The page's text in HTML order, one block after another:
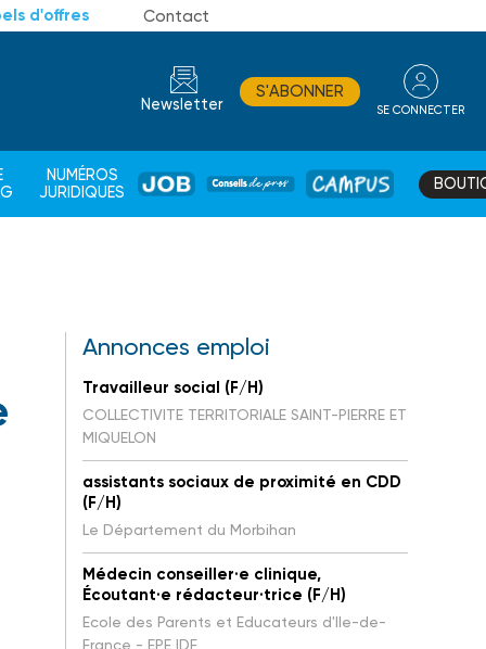
d'offres Contact
Newsletter
S'ABONNER
SE CONNECTER
NUMÉROS
JURIDIQUES
JOB
DE
CAMPUS
Annonces emploi
Travailleur social (F/H)
COLLECTIVITE TERRITORIALE SAINT-PIERRE ET
MIQUELON
assistants sociaux de proximité en CDD
(F/H)
Le Département du Morbihan
Médecin conseiller·e clinique,
Écoutant·e rédacteur·trice (F/H)
Ecole des Parents et Educateurs d'Ile-de-
France - EPE IDF